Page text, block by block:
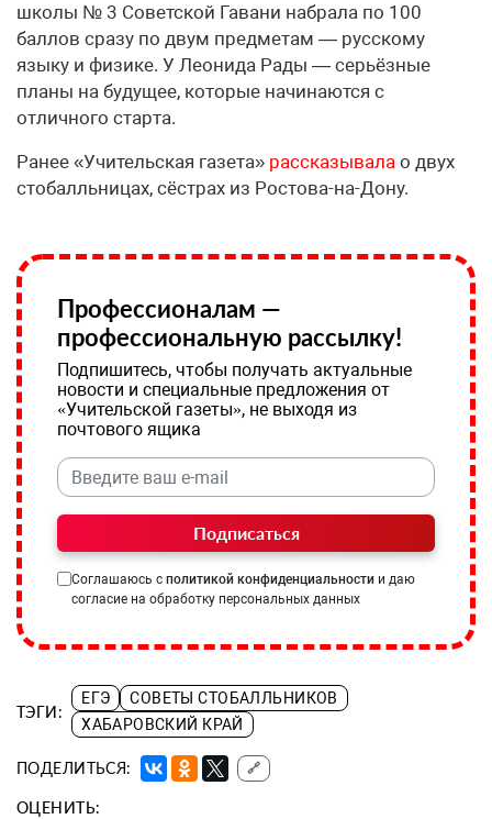
школы № 3 Советской Гавани набрала по 100
баллов сразу по двум предметам — русскому
языку и физике. У Леонида Рады — серьёзные
планы на будущее, которые начинаются с
отличного старта.
Ранее «Учительская газета» рассказывала о двух
стобалльницах, сёстрах из Ростова-на-Дону.
Профессионалам —
профессиональную рассылку!
Подпишитесь, чтобы получать актуальные
новости и специальные предложения от
«Учительской газеты», не выходя из
почтового ящика
Подписаться
Соглашаюсь с политикой конфиденциальности и даю
согласие на обработку персональных данных
ТЭГИ:
ЕГЭ
СОВЕТЫ СТОБАЛЛЬНИКОВ
ХАБАРОВСКИЙ КРАЙ
ПОДЕЛИТЬСЯ: 🔗
ОЦЕНИТЬ: